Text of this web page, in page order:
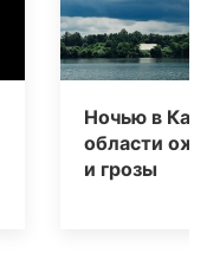
Ночью в
области
и грозы